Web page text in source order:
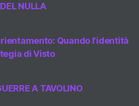
NULLA
Quando l’identità
di Visto
A TAVOLINO